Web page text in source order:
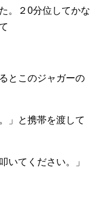
。２0分位してかな
とこのジャガーの
」と携帯を渡して
いてください。」